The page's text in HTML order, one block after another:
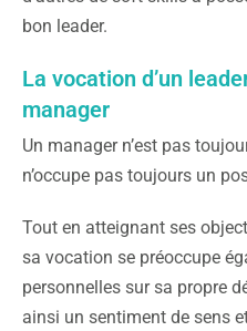
bon leader.
La vocation d’un
manager
Un manager n’est pas
n’occupe pas toujours un
Tout en atteignant ses
sa vocation se préoccupe
personnelles sur sa propre
ainsi un sentiment de sens